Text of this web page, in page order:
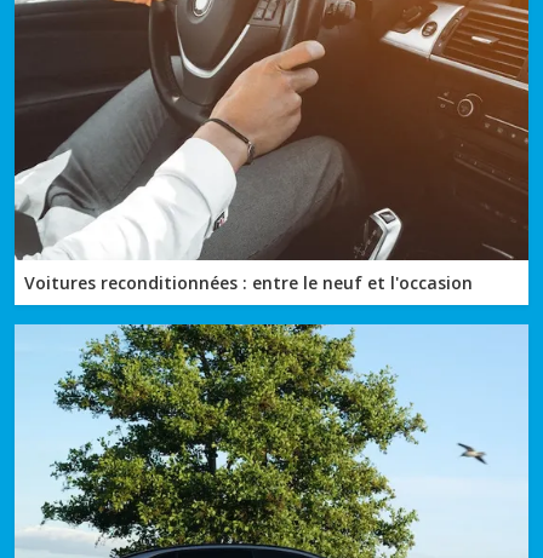
Voitures reconditionnées : entre le neuf et l'occasion